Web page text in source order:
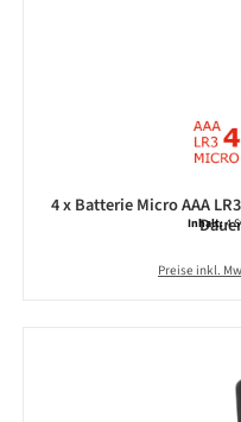
4 x Batterie Micro AAA
Inhalt:4
Preise inkl.